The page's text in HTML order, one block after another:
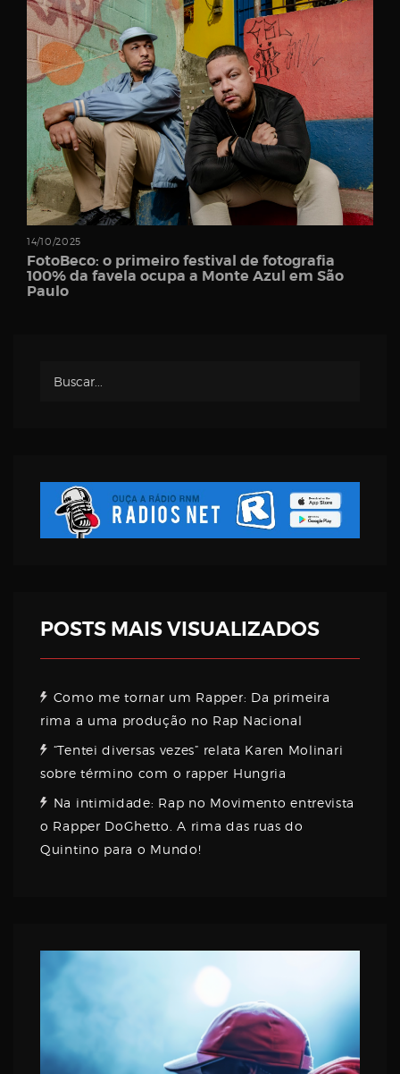
Password
Remember
Password
14/10/2025
FotoBeco: o primeiro festival de fotografia
100% da favela ocupa a Monte Azul em São
Paulo
POSTS MAIS VISUALIZADOS
Como me tornar um Rapper: Da primeira
rima a uma produção no Rap Nacional
“Tentei diversas vezes” relata Karen Molinari
sobre término com o rapper Hungria
Na intimidade: Rap no Movimento entrevista
o Rapper DoGhetto. A rima das ruas do
Quintino para o Mundo!